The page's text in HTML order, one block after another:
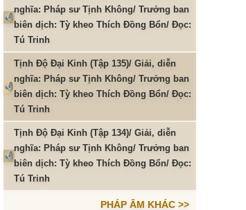
nghĩa: Pháp sư Tịnh Không/ Trưởng ban
biên dịch: Tỳ kheo Thích Đồng Bổn/ Đọc:
Tú Trinh
Tịnh Độ Đại Kinh (Tập 135)/ Giải, diễn
nghĩa: Pháp sư Tịnh Không/ Trưởng ban
biên dịch: Tỳ kheo Thích Đồng Bổn/ Đọc:
Tú Trinh
Tịnh Độ Đại Kinh (Tập 134)/ Giải, diễn
nghĩa: Pháp sư Tịnh Không/ Trưởng ban
biên dịch: Tỳ kheo Thích Đồng Bổn/ Đọc:
Tú Trinh
PHÁP ÂM KHÁC >>